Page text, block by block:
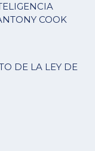
COOK
DE LA LEY DE